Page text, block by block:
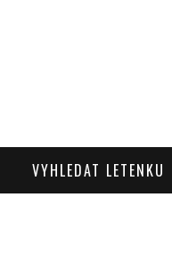
VYHLEDAT LETENKU